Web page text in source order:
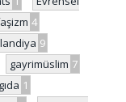
4
9
gayrimüslim 7
gıda 1